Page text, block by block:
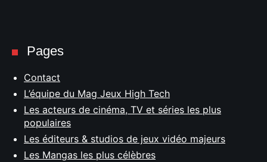
Pages
Contact
L’équipe du Mag Jeux High Tech
Les acteurs de cinéma, TV et séries les plus
populaires
Les éditeurs & studios de jeux vidéo majeurs
Les Mangas les plus célèbres